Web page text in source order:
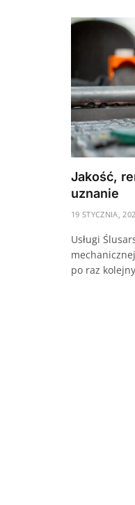
Jakość,
uznanie
19 STYCZNIA,
Usługi
po raz